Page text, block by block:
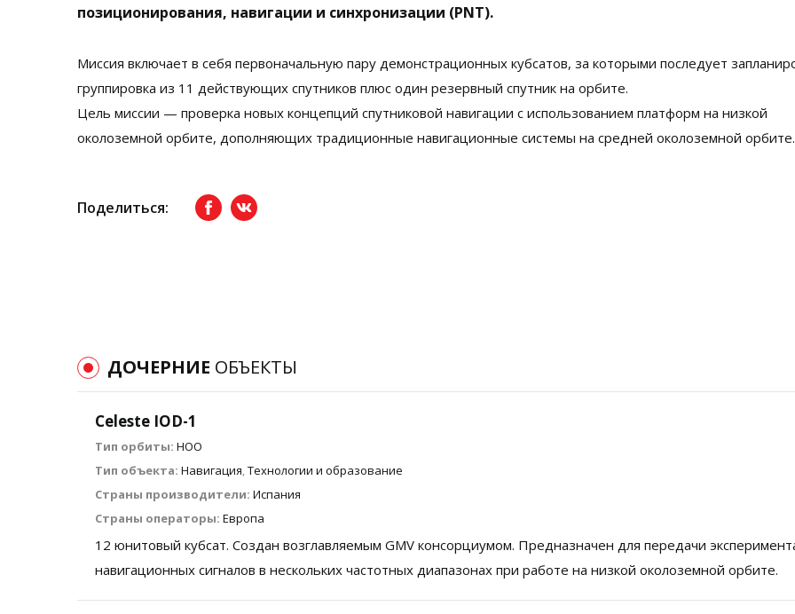
позиционирования, навигации и синхронизации (PNT).
Миссия включает в себя первоначальную пару демонстрационных кубсатов, за которыми последует
группировка из 11 действующих спутников плюс один резервный спутник на орбите.
Цель миссии — проверка новых концепций спутниковой навигации с использованием платформ на низкой
околоземной орбите, дополняющих традиционные навигационные системы на средней околоземной орбите.
Поделиться: FacebookвКонтакте
ДОЧЕРНИЕ ОБЪЕКТЫ
Celeste IOD-1
Тип орбиты: НОО
Тип объекта: Навигация,Технологии и образование
Страны производители: Испания
Страны операторы: Европа
12 юнитовый кубсат. Создан возглавляемым GMV консорциумом. Предназначен для передачи
навигационных сигналов в нескольких частотных диапазонах при работе на низкой околоземной орбите.